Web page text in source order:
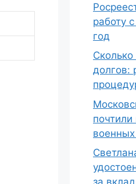
работу
год
Сколько
долгов:
почтили